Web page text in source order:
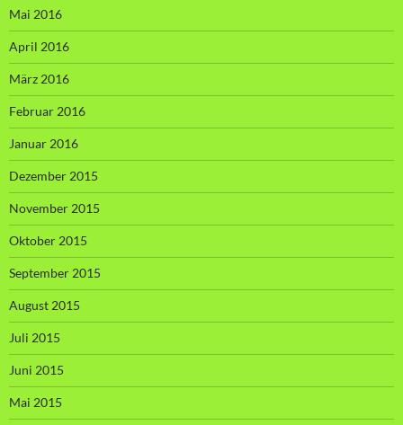
Mai 2016
April 2016
März 2016
Februar 2016
Januar 2016
Dezember 2015
November 2015
Oktober 2015
September 2015
August 2015
Juli 2015
Juni 2015
Mai 2015